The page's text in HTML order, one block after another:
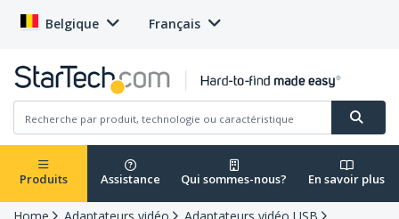
Belgique Français
Produits Assistance Qui sommes-nous? En savoir plus